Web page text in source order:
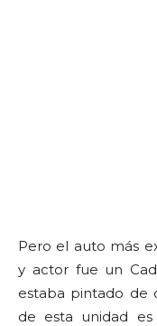
Pero el auto más
y actor fue un
estaba pintado de
de esta unidad